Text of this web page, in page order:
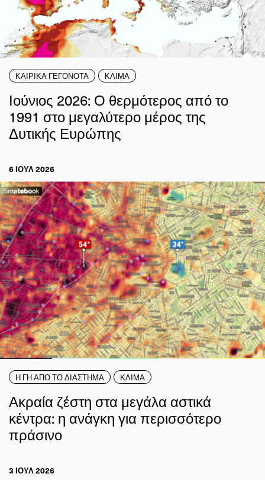
ΚΑΙΡΙΚΑ ΓΕΓΟΝΟΤΑ ΚΛΙΜΑ
Ιούνιος 2026: Ο θερμότερος από το
1991 στο μεγαλύτερο μέρος της
Δυτικής Ευρώπης
6 ΙΟΥΛ 2026
Η ΓΗ ΑΠΟ ΤΟ ΔΙΑΣΤΗΜΑ ΚΛΙΜΑ
Ακραία ζέστη στα μεγάλα αστικά
κέντρα: η ανάγκη για περισσότερο
πράσινο
3 ΙΟΥΛ 2026